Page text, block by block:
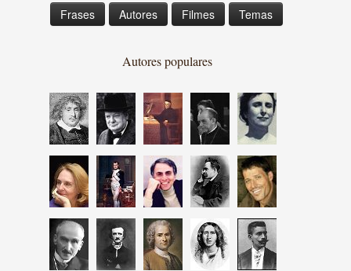
Frases Autores Filmes Temas
Autores populares